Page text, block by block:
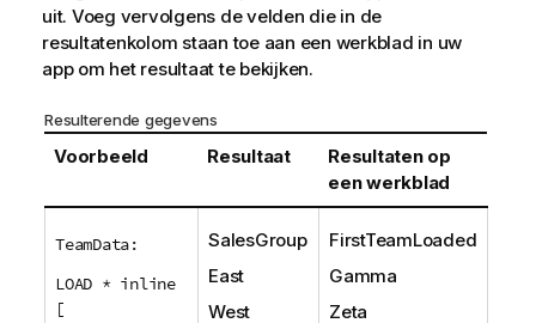
uit. Voeg vervolgens de velden die in de
resultatenkolom staan toe aan een werkblad in uw
app om het resultaat te bekijken.
Resulterende gegevens
Voorbeeld Resultaat
Resultaten op
een werkblad
TeamData:
LOAD * inline
[
SalesGroup
East
West
FirstTeamLoaded
Gamma
Zeta